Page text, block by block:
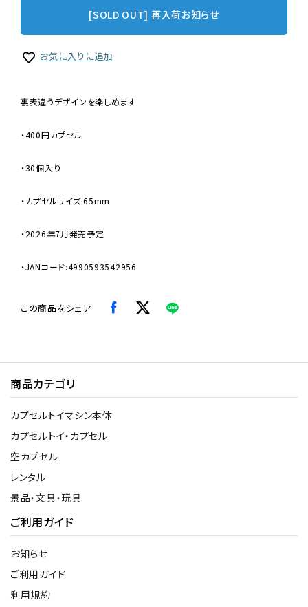
[SOLD OUT] 再入荷お知らせ
お気に入りに追加
裏表違うデザインを楽しめます
・400円カプセル
・30個入り
・カプセルサイズ:65mm
・2026年7月発売予定
・JANコード:4990593542956
この商品をシェア
商品カテゴリ
カプセルトイマシン本体
カプセルトイ・カプセル
空カプセル
レンタル
景品・文具・玩具
ご利用ガイド
お知らせ
ご利用ガイド
利用規約